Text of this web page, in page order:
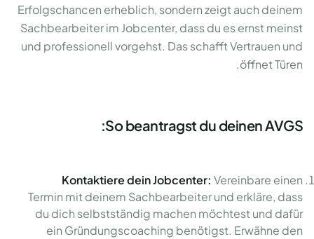
Erfolgschancen erheblich, sondern zeigt auch deinem
Sachbearbeiter im Jobcenter, dass du es ernst meinst
und professionell vorgehst. Das schafft Vertrauen und
öffnet Türen.
So beantragst du deinen AVGS:
Kontaktiere dein Jobcenter: Vereinbare einen
Termin mit deinem Sachbearbeiter und erkläre, dass
du dich selbstständig machen möchtest und dafür
ein Gründungscoaching benötigst. Erwähne den